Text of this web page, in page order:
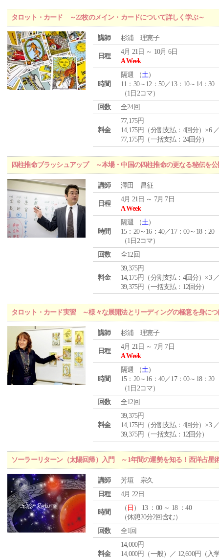
タロット・カード ～22枚のメイン・カードについて詳しく学ぶ～
講師 杉浦 理恵子
日程
4月 21日 ～ 10月 6日
A Week
時間
隔週 （土）
11：30～12：50／13：10～14：30
（1日2コマ）
回数
全24回
料金
77,175円
14,175円（分割支払：4回分）×6
77,175円（一括支払：24回分）
四柱推命ブラッシュアップ ～本場・中国の四柱推命の更なる秘伝を
講師 澤田 昌征
日程
4月 21日 ～ 7月 7日
A Week
時間
隔週 （土）
15：20～16：40／17：00～18：20
（1日2コマ）
回数
全12回
料金
39,375円
14,175円（分割支払：4回分）×3
39,375円（一括支払：12回分）
タロット・カード実習 ～様々な展開法とリーディングの極意を身につ
講師 杉浦 理恵子
日程
4月 21日 ～ 7月 7日
A Week
時間
隔週 （土）
15：20～16：40／17：00～18：20
（1日2コマ）
回数
全12回
料金
39,375円
14,175円（分割支払：4回分）×3
39,375円（一括支払：12回分）
ソーラーリターン（太陽回帰）入門 ～1年間の運勢を知る！西洋占星
講師
芳垣 宗久
日程
4月 22日
時間
（ 日 ） 13 ：00 ～ 18 ：40
（休憩20分2回含む）
回数
全1回
料金
14,000円
14,000円（一般）／ 12,600円（入